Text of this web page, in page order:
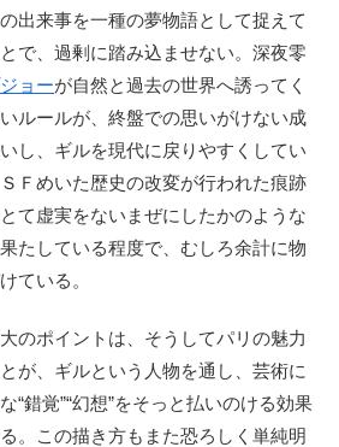
出来事を一種の夢物語として捉えて
で、過剰に踏み込ませない。深夜零
ョーが自然と過去の世界へ誘ってく
ルールが、終盤での思いがけない成
し、ギルを現代に戻りやすくしてい
Ｆめいた歴史の改変が行われた痕跡
て虚実をないまぜにしたかのような
たしている程度で、むしろ余計に物
ている。
のポイントは、そうしてパリの魅力
が、ギルという人物を通し、芸術に
“錯覚”“幻想”をそっと払いのける効果
。この描き方もまた恐ろしく単純明